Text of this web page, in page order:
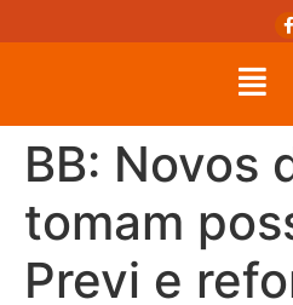
BB: Novos
tomam
Previ e